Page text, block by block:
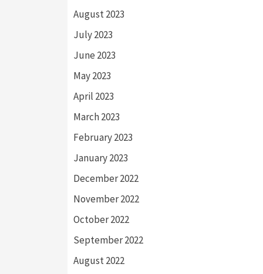
August 2023
July 2023
June 2023
May 2023
April 2023
March 2023
February 2023
January 2023
December 2022
November 2022
October 2022
September 2022
August 2022